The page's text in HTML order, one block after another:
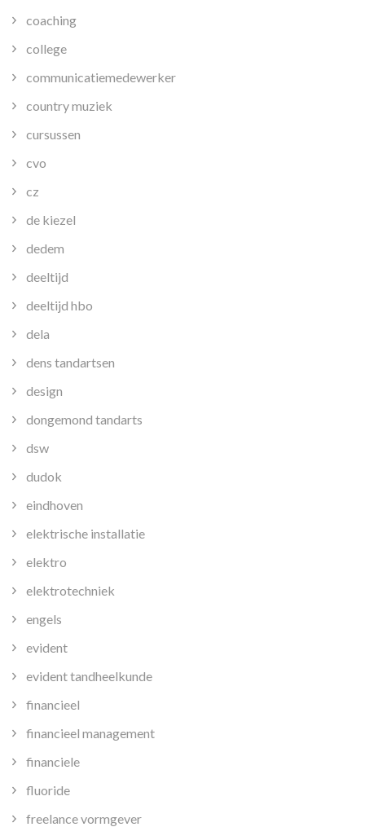
coaching
college
communicatiemedewerker
country muziek
cursussen
cvo
cz
de kiezel
dedem
deeltijd
deeltijd hbo
dela
dens tandartsen
design
dongemond tandarts
dsw
dudok
eindhoven
elektrische installatie
elektro
elektrotechniek
engels
evident
evident tandheelkunde
financieel
financieel management
financiele
fluoride
freelance vormgever